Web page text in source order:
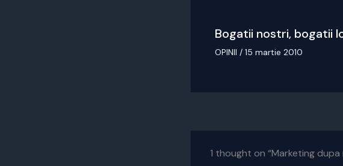
Bogatii nostri, bogatii
OPINII / 15 martie 2010
1 thought on “Marketing